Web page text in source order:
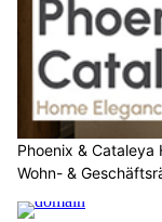
Phoenix & Cataleya
Wohn- &